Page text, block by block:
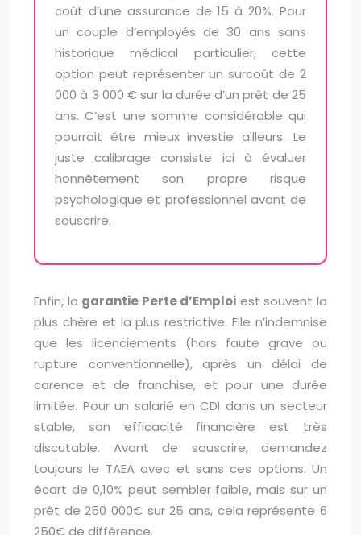
coût d’une assurance de 15 à 20%. Pour
un couple d’employés de 30 ans sans
historique médical particulier, cette
option peut représenter un surcoût de 2
000 à 3 000 € sur la durée d’un prêt de 25
ans. C’est une somme considérable qui
pourrait être mieux investie ailleurs. Le
juste calibrage consiste ici à évaluer
honnêtement son propre risque
psychologique et professionnel avant de
souscrire.
Enfin, la garantie Perte d’Emploi est souvent la
plus chère et la plus restrictive. Elle n’indemnise
que les licenciements (hors faute grave ou
rupture conventionnelle), après un délai de
carence et de franchise, et pour une durée
limitée. Pour un salarié en CDI dans un secteur
stable, son efficacité financière est très
discutable. Avant de souscrire, demandez
toujours le TAEA avec et sans ces options. Un
écart de 0,10% peut sembler faible, mais sur un
prêt de 250 000€ sur 25 ans, cela représente 6